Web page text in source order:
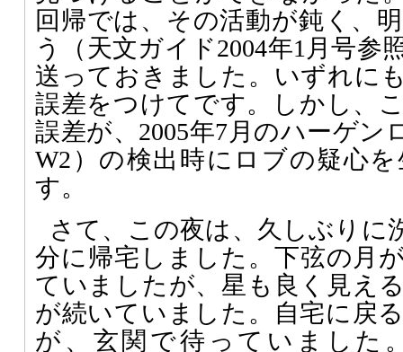
回帰では、その活動が鈍く、
う（天文ガイド2004年1月号参
送っておきました。いずれに
誤差をつけてです。しかし、
誤差が、2005年7月のハーゲン
W2）の検出時にロブの疑心
す。
さて、この夜は、久しぶりに
分に帰宅しました。下弦の月
ていましたが、星も良く見え
が続いていました。自宅に戻
が、玄関で待っていました